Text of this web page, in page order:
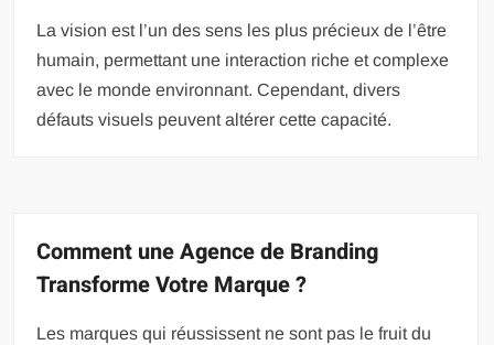
La vision est l’un des sens les plus précieux de l’être
humain, permettant une interaction riche et complexe
avec le monde environnant. Cependant, divers
défauts visuels peuvent altérer cette capacité.
Comment une Agence de Branding
Transforme Votre Marque ?
Les marques qui réussissent ne sont pas le fruit du